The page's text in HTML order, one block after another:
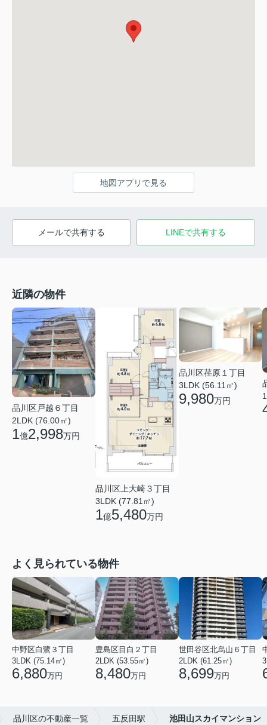
地図アプリで見る
メールで共有する LINEで共有する
近隣の物件
品川区戸越６丁目
2LDK (76.00㎡)
1億2,998万円
品川区上大崎３丁目
3LDK (77.81㎡)
1億5,480万円
品川区荏原１丁目
3LDK (56.11㎡)
9,980万円
よく見られている物件
中野区白鷺３丁目
3LDK (75.14㎡)
6,880万円
豊島区目白２丁目
2LDK (53.55㎡)
8,480万円
世田谷区北烏山６丁目
2LDK (61.25㎡)
8,699万円
品川区の不動産一覧 五反田駅 池田山スカイマンション